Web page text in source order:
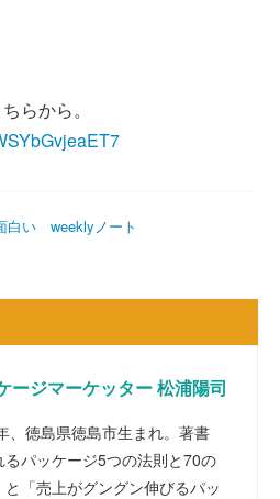
らから。
白い weeklyノート
ージマーケッター 松浦陽司
、徳島県徳島市生まれ。著書
るパッケージ5つの法則と70の
と「売上がグングン伸びるパッ